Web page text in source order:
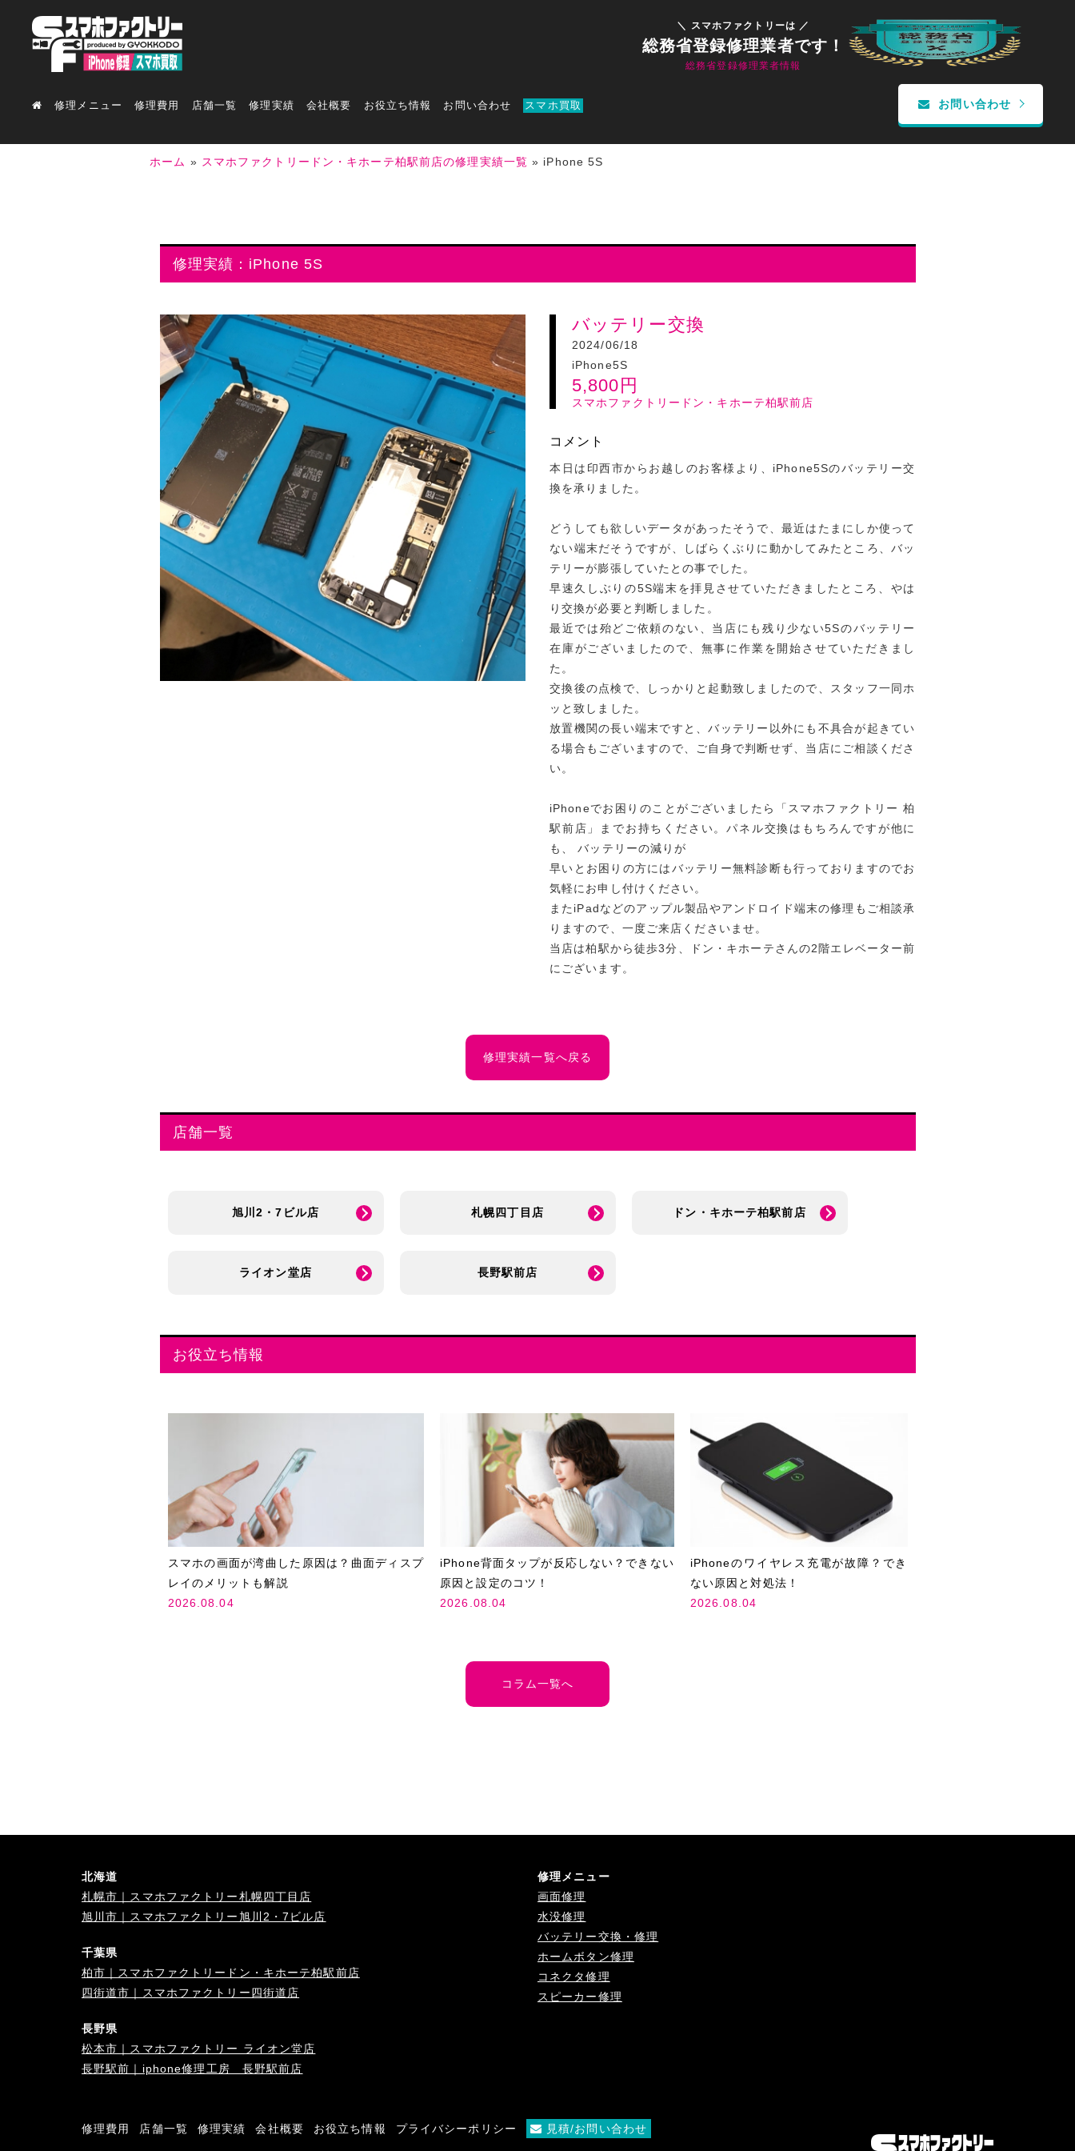
＼ スマホファクトリーは ／
総務省登録修理業者です！
総務省登録修理業者情報
修理メニュー 修理費用 店舗一覧 修理実績 会社概要 お役立ち情報 お問い合わせ スマホ買取 お問い合わせ
ホーム » スマホファクトリードン・キホーテ柏駅前店の修理実績一覧 » iPhone 5S
修理実績：iPhone 5S
バッテリー交換
2024/06/18
iPhone5S
5,800 円
スマホファクトリードン・キホーテ柏駅前店
コメント
本日は印西市からお越しのお客様より、iPhone5Sのバッテリー交
換を承りました。
どうしても欲しいデータがあったそうで、最近はたまにしか使って
ない端末だそうですが、しばらくぶりに動かしてみたところ、バッ
テリーが膨張していたとの事でした。
早速久しぶりの5S端末を拝見させていただきましたところ、やは
り交換が必要と判断しました。
最近では殆どご依頼のない、当店にも残り少ない5Sのバッテリー
在庫がございましたので、無事に作業を開始させていただきまし
た。
交換後の点検で、しっかりと起動致しましたので、スタッフ一同ホ
ッと致しました。
放置機関の長い端末ですと、バッテリー以外にも不具合が起きてい
る場合もございますので、ご自身で判断せず、当店にご相談くださ
い。
iPhoneでお困りのことがございましたら「スマホファクトリー 柏
駅前店」までお持ちください。パネル交換はもちろんですが他に
も、 バッテリーの減りが
早いとお困りの方にはバッテリー無料診断も行っておりますのでお
気軽にお申し付けください。
またiPadなどのアップル製品やアンドロイド端末の修理もご相談承
りますので、一度ご来店くださいませ。
当店は柏駅から徒歩3分、ドン・キホーテさんの2階エレベーター前
にございます。
修理実績一覧へ戻る
店舗一覧
旭川2・7ビル店 札幌四丁目店 ドン・キホーテ柏駅前店
ライオン堂店 長野駅前店
お役立ち情報
スマホの画面が湾曲した原因は？曲面ディスプ
レイのメリットも解説
2026.08.04
iPhone背面タップが反応しない？できない
原因と設定のコツ！
2026.08.04
iPhoneのワイヤレス充電が故障？でき
ない原因と対処法！
2026.08.04
コラム一覧へ
北海道
札幌市｜スマホファクトリー札幌四丁目店
旭川市｜スマホファクトリー旭川2・7ビル店
千葉県
柏市｜スマホファクトリードン・キホーテ柏駅前店
四街道市｜スマホファクトリー四街道店
長野県
松本市｜スマホファクトリー ライオン堂店
長野駅前｜iphone修理工房 長野駅前店
修理メニュー
画面修理
水没修理
バッテリー交換・修理
ホームボタン修理
コネクタ修理
スピーカー修理
修理費用 店舗一覧 修理実績 会社概要 お役立ち情報 プライバシーポリシー 見積/お問い合わせ